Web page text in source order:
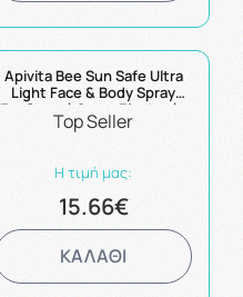
Apivita Bee Sun Safe Ultra
Light Face & Body Spray
Ενυδατικό Spray Ελαφριάς
Υφής για Πρόσωπο & Σώμα
Top Seller
Η τιμή μας:
15.66€
ΚΑΛΑΘΙ